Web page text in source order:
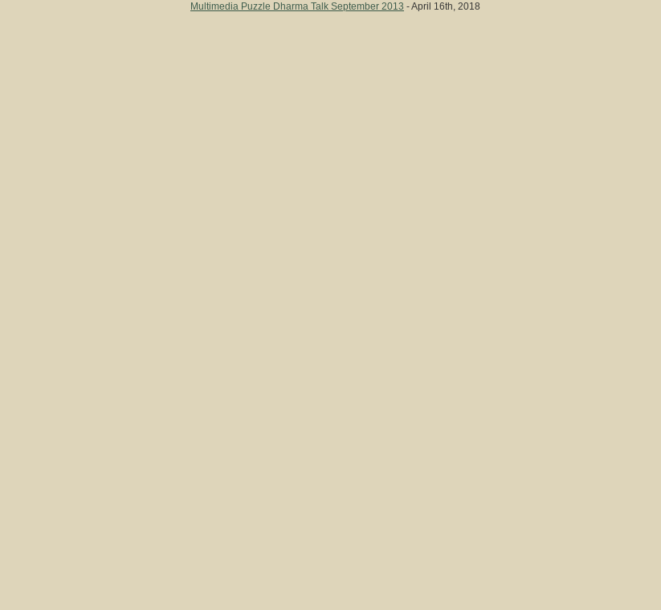
Multimedia Puzzle Dharma Talk September 2013 - April 16th, 2018